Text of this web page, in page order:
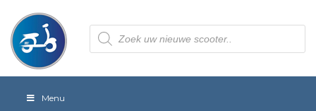
Producten
zoeken
Menu